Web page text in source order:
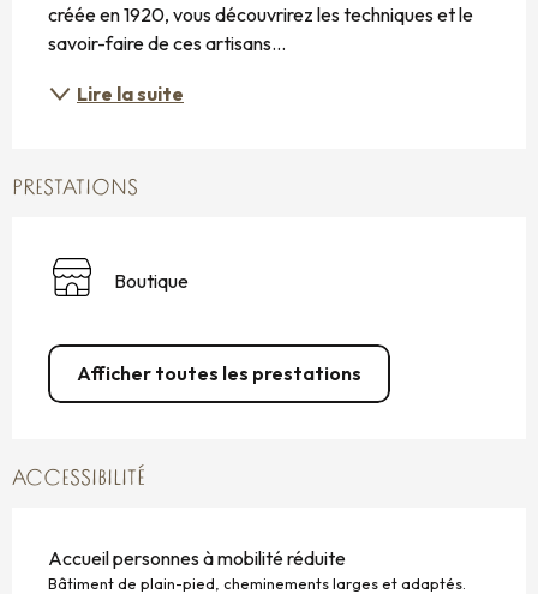
créée en 1920, vous découvrirez les techniques et le
savoir-faire de ces artisans...
Lire la suite
PRESTATIONS
Boutique
Afficher toutes les prestations
ACCESSIBILITÉ
Accueil personnes à mobilité réduite
Bâtiment de plain-pied, cheminements larges et adaptés.